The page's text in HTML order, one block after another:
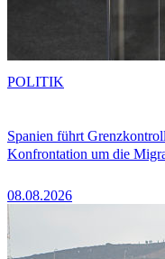
Spanien führt
Konfrontation um die
08.08.2026
POLITIK